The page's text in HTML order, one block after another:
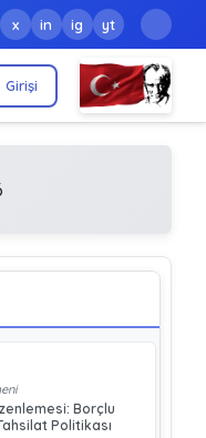
x in ig yt
Girişi
Borçlu
Politikası